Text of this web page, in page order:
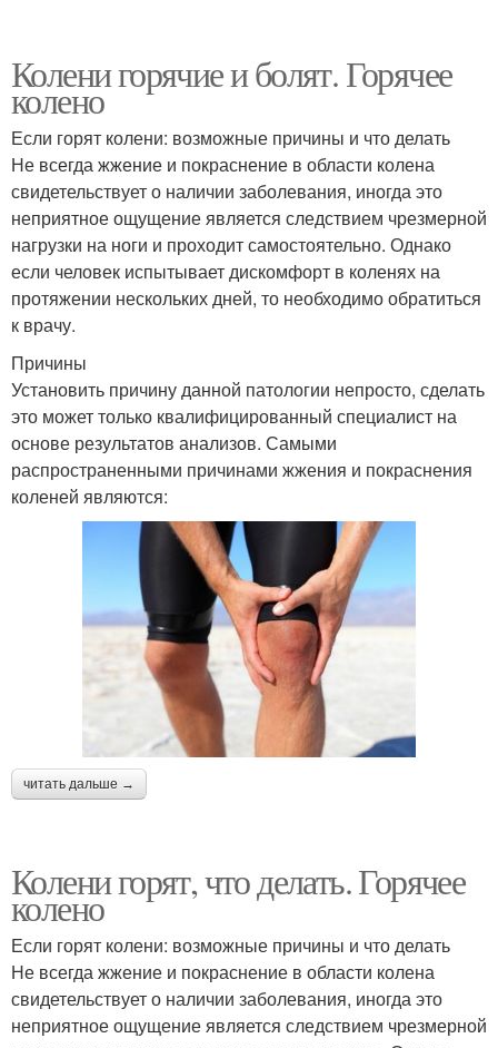
Колени горячие и болят. Горячее
колено
Если горят колени: возможные причины и что делать
Не всегда жжение и покраснение в области колена
свидетельствует о наличии заболевания, иногда это
неприятное ощущение является следствием чрезмерной
нагрузки на ноги и проходит самостоятельно. Однако
если человек испытывает дискомфорт в коленях на
протяжении нескольких дней, то необходимо обратиться
к врачу.
Причины
Установить причину данной патологии непросто, сделать
это может только квалифицированный специалист на
основе результатов анализов. Самыми
распространенными причинами жжения и покраснения
коленей являются:
читать дальше →
Колени горят, что делать. Горячее
колено
Если горят колени: возможные причины и что делать
Не всегда жжение и покраснение в области колена
свидетельствует о наличии заболевания, иногда это
неприятное ощущение является следствием чрезмерной